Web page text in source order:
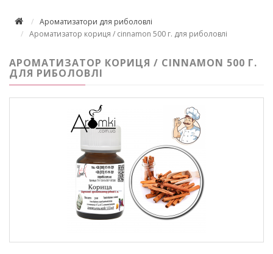
Ароматизатори для риболовлі
Ароматизатор кориця / cinnamon 500 г. для риболовлі
АРОМАТИЗАТОР КОРИЦЯ / CINNAMON 500 Г.
ДЛЯ РИБОЛОВЛІ